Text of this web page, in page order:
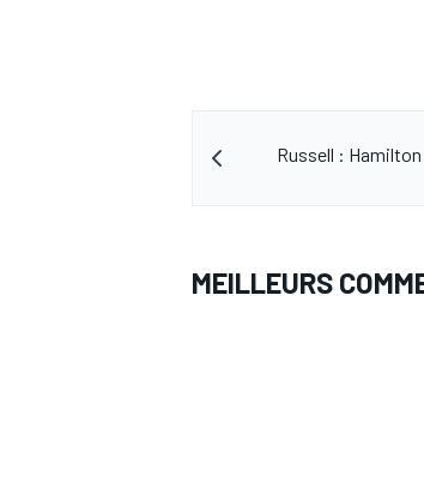
Russell :
MEILLEURS